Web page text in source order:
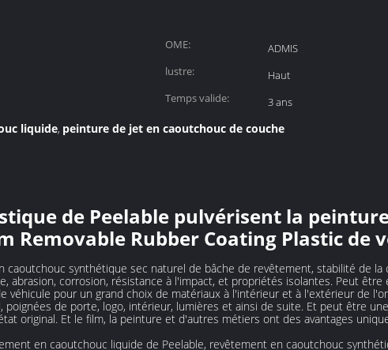
OME:
ADMIS
lustre:
Haut
Temps valide:
3 ans
liquide, peinture de jet en caoutchouc de couche
de Peelable pulvérisent la
Removable Rubber Coating Plastic de
caoutchouc synthétique sec naturel de bâche de revêtement, stabilité de
abrasion, corrosion, résistance à l'impact, et propriétés isolantes. Peut
véhicule pour un grand choix de matériaux à l'intérieur et à l'extérieur de
poignées de porte, logo, intérieur, lumières et ainsi de suite. Et peut être
original. Et le film, la peinture et d'autres métiers ont des avantages
en caoutchouc liquide de Peelable, revêtement en caoutchouc